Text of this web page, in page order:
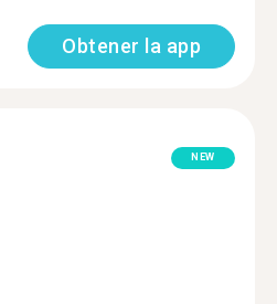
Obtener la app
NEW